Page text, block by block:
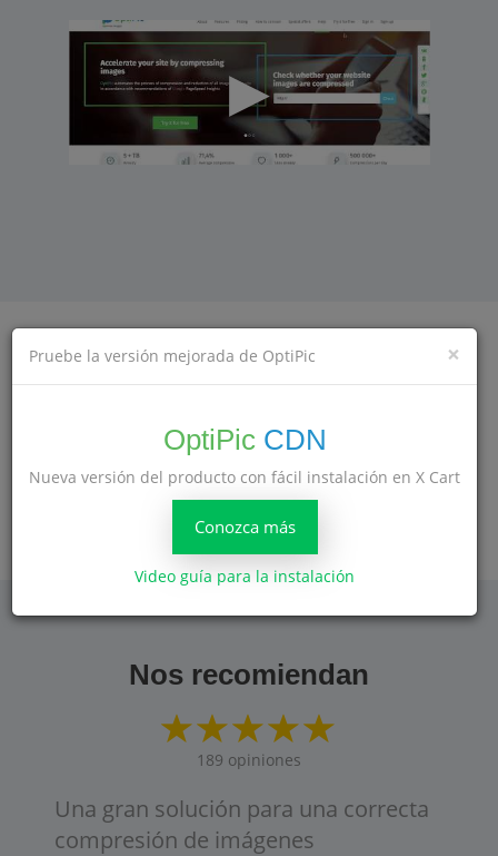
Comprueba si las imágenes están
comprimidas en tu sitio
Cheque
Nos recomiendan
189 opiniones
Una gran solución para una correcta
compresión de imágenes
×
Pruebe la versión mejorada de OptiPic
OptiPic CDN
Nueva versión del producto con fácil instalación en X Cart
Conozca más
Video guía para la instalación